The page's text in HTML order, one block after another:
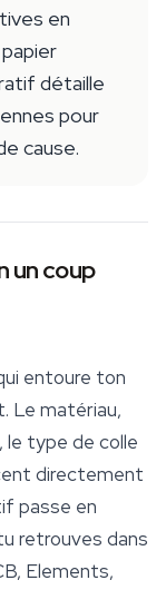
en
détaille
pour
cause.
un coup
entoure ton
Le matériau,
le type de colle
directement
passe en
retrouves dans
Elements,